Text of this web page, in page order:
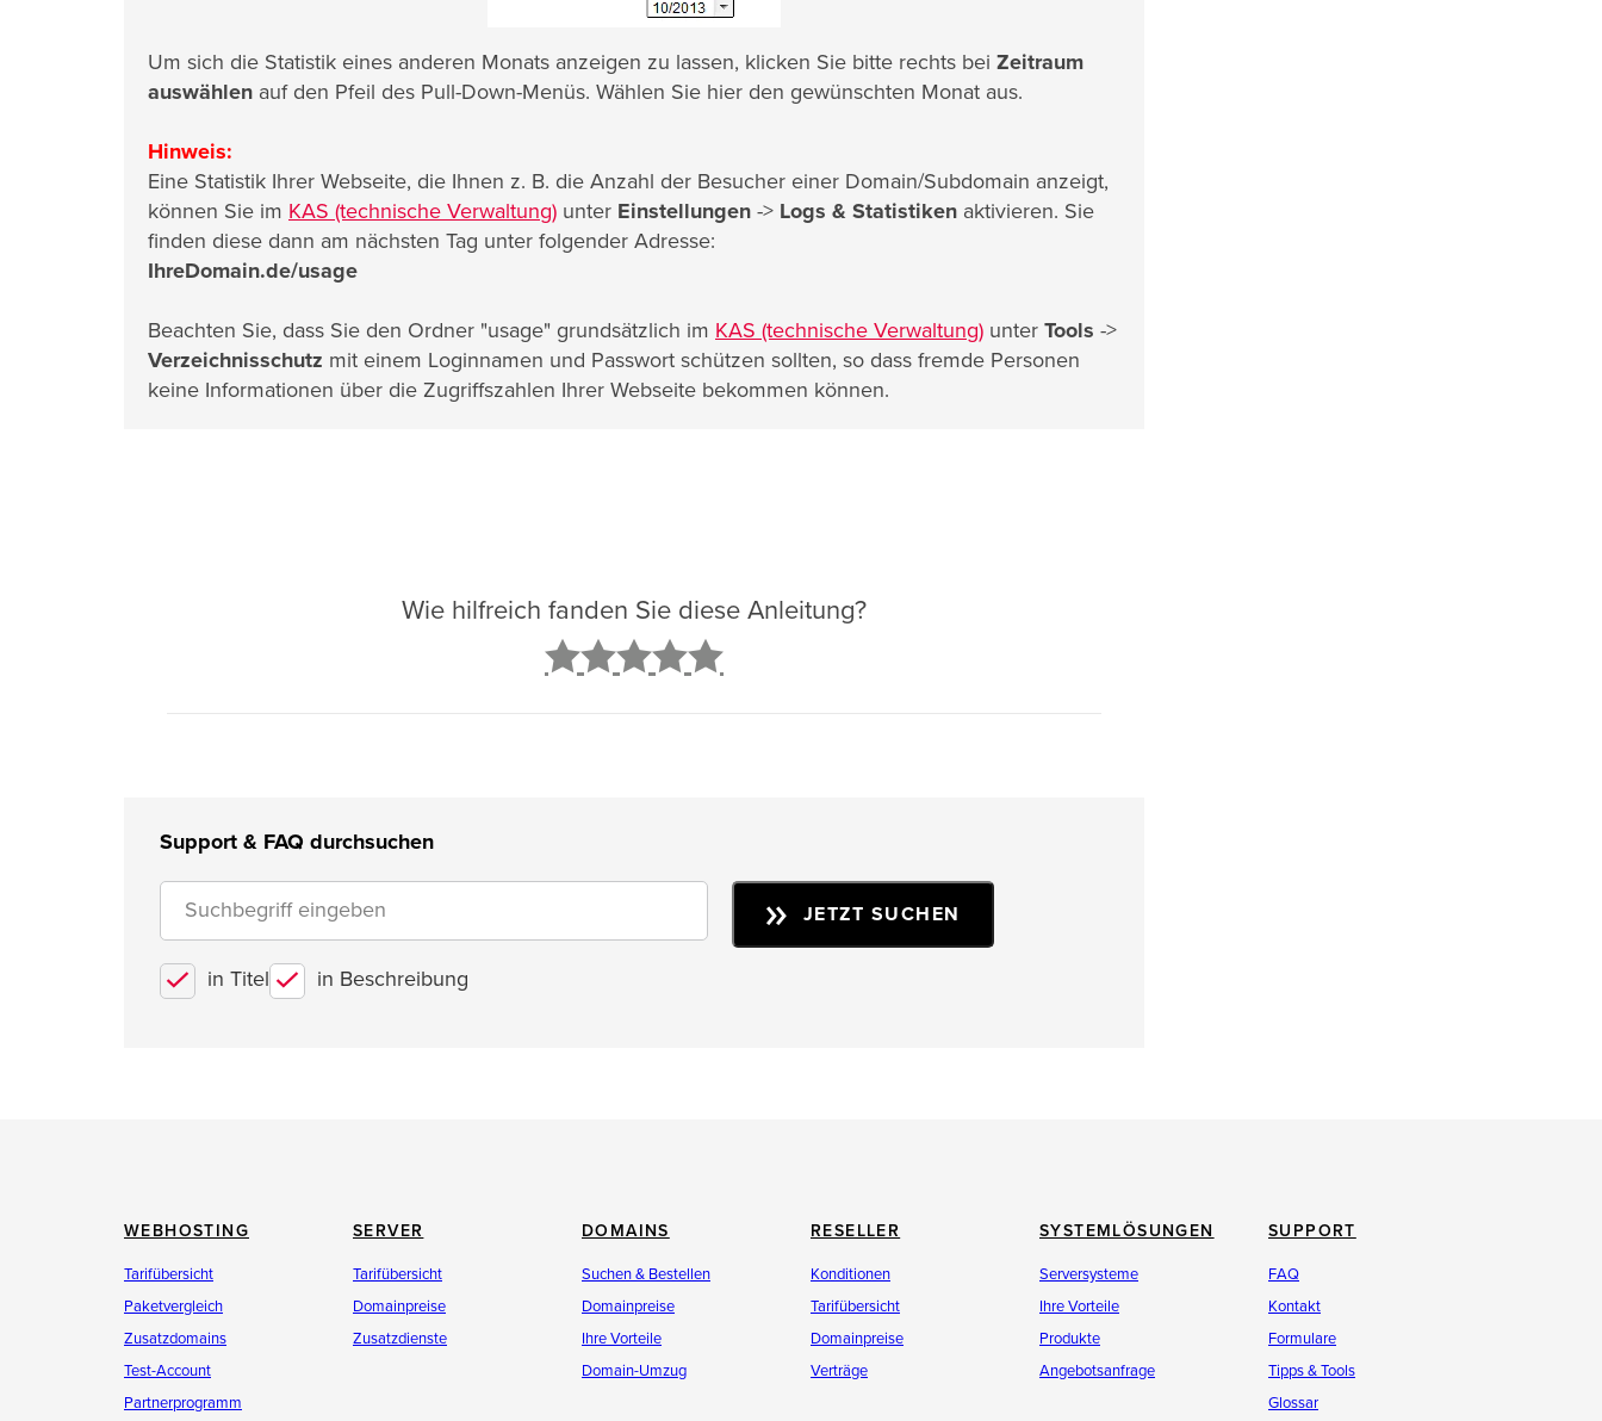
Um sich die Statistik eines anderen Monats anzeigen zu lassen, klicken Sie bitte rechts bei Zeitraum
auswählen auf den Pfeil des Pull-Down-Menüs. Wählen Sie hier den gewünschten Monat aus.
Hinweis:
Eine Statistik Ihrer Webseite, die Ihnen z. B. die Anzahl der Besucher einer Domain/Subdomain anzeigt,
können Sie im KAS (technische Verwaltung) unter Einstellungen -> Logs & Statistiken aktivieren. Sie
finden diese dann am nächsten Tag unter folgender Adresse:
IhreDomain.de/usage
Beachten Sie, dass Sie den Ordner "usage" grundsätzlich im KAS (technische Verwaltung) unter Tools ->
Verzeichnisschutz mit einem Loginnamen und Passwort schützen sollten, so dass fremde Personen
keine Informationen über die Zugriffszahlen Ihrer Webseite bekommen können.
Wie hilfreich fanden Sie diese Anleitung?
Support & FAQ durchsuchen
in Titel in Beschreibung
JETZT SUCHEN
WEBHOSTING
Tarifübersicht
Paketvergleich
Zusatzdomains
Test-Account
Partnerprogramm
SERVER
Tarifübersicht
Domainpreise
Zusatzdienste
DOMAINS
Suchen & Bestellen
Domainpreise
Ihre Vorteile
Domain-Umzug
RESELLER
Konditionen
Tarifübersicht
Domainpreise
Verträge
SYSTEMLÖSUNGEN
Serversysteme
Ihre Vorteile
Produkte
Angebotsanfrage
SUPPORT
FAQ
Kontakt
Formulare
Tipps & Tools
Glossar